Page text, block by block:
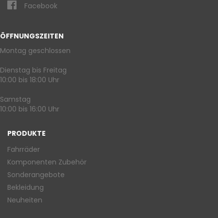
Facebook
ÖFFNUNGSZEITEN
Montag geschlossen
Dienstag bis Freitag
10:00 bis 18:00 Uhr
Samstag
10:00 bis 16:00 Uhr
PRODUKTE
Fahrräder
Komponenten Zubehör
Sonderangebote
Bekleidung
Neuheiten